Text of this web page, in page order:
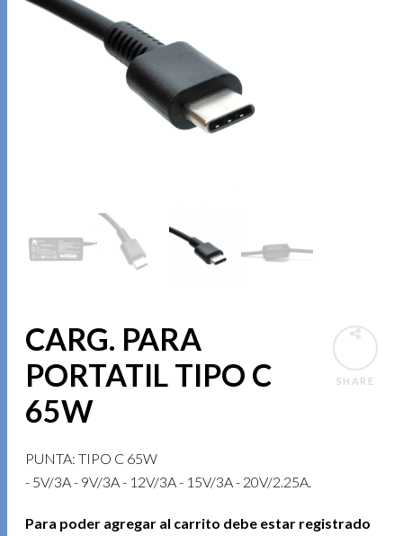
SHARE
CARG. PARA
PORTATIL TIPO C
65W
PUNTA: TIPO C 65W
- 5V/3A - 9V/3A - 12V/3A - 15V/3A - 20V/2.25A.
Para poder agregar al carrito debe estar registrado